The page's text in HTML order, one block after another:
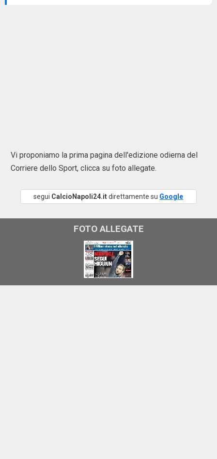
Vi proponiamo la prima pagina dell'edizione odierna del
Corriere dello Sport, clicca su foto allegate.
segui CalcioNapoli24.itdirettamente su Google
FOTO ALLEGATE